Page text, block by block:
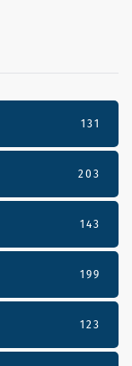
131
203
143
199
123